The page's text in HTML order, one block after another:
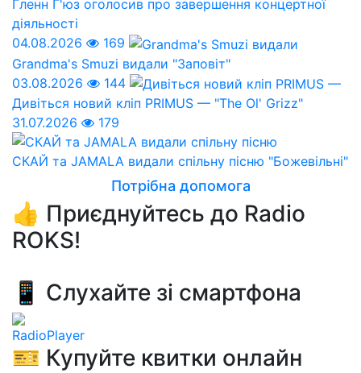
Гленн Г'юз оголосив про завершення концертної
діяльності
04.08.2026
169
Grandma's Smuzi видали "Заповіт"
03.08.2026
144
Дивіться новий кліп PRIMUS — "The Ol' Grizz"
31.07.2026
179
СКАЙ та JAMALA видали спільну пісню "Божевільні"
Потрібна допомога
👍 Приєднуйтесь до Radio
ROKS!
📱 Слухайте зі смартфона
RadioPlayer
🎫 Купуйте квитки онлайн